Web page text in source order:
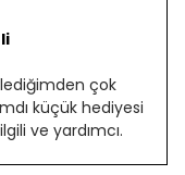
çok
küçük hediyesi
ve yardımcı.